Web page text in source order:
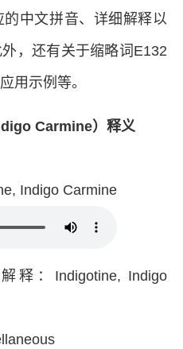
中文拼音、详细解释以
，还有关于缩略词E132
用示例等。
Carmine）释义
Indigo Carmine
释：Indigotine, Indigo